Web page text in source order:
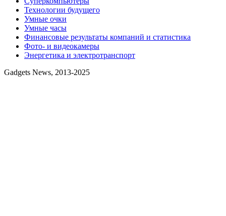
Технологии будущего
Умные очки
Умные часы
Финансовые результаты компаний и статистика
Фото- и видеокамеры
Энергетика и электротранспорт
Gadgets News, 2013-2025